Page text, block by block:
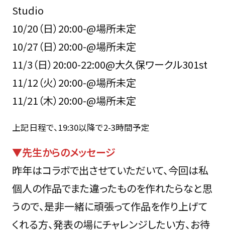
Studio
10/20（日）20:00-@場所未定
10/27（日）20:00-@場所未定
11/3（日）20:00-22:00@大久保ワークル301st
11/12（火）20:00-@場所未定
11/21（木）20:00-@場所未定
上記日程で、19:30以降で2-3時間予定
▼先生からのメッセージ
昨年はコラボで出させていただいて、今回は私
個人の作品でまた違ったものを作れたらなと思
うので、是非一緒に頑張って作品を作り上げて
くれる方、発表の場にチャレンジしたい方、お待